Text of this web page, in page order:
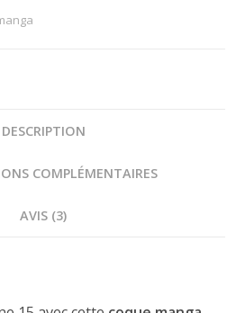
DESCRIPTION
COMPLÉMENTAIRES
AVIS (3)